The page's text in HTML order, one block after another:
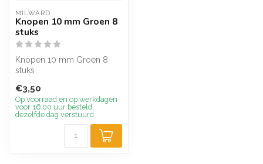
MILWARD
Knopen 10 mm Groen 8
stuks
Knopen 10 mm Groen 8
stuks
€3,50
Op voorraad en op werkdagen
voor 16.00 uur besteld,
dezelfde dag verstuurd